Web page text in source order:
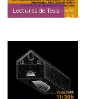
Lecturas de Tesis